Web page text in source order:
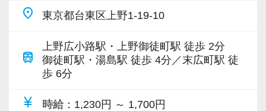
place 東京都台東区上野1-19-10
train
上野広小路駅・上野御徒町駅 徒歩 2分
御徒町駅・湯島駅 徒歩 4分／末広町駅 徒
歩 6分
currency_yen 時給 ：1,230円 ～ 1,700円